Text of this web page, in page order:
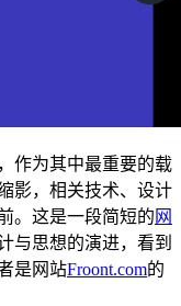
作为其中最重要的载
影，相关技术、设计
。这是一段简短的 网
与思想的演进，看到
是网站Froont.com的